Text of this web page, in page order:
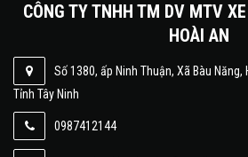
CÔNG TY TNHH TM DV MTV
HOÀI AN
Số 1380, ấp Ninh Thuận, Xã Bàu Năng,
Tỉnh Tây Ninh
0987412144